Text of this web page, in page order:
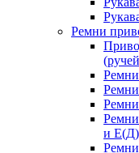
Ремни
и Е(Д)